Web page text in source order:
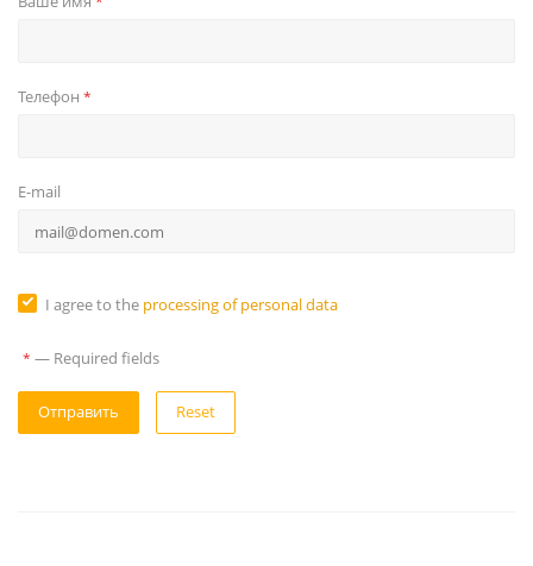
Телефон *
E-mail
I agree to the processing of personal data
* — Required fields
Reset